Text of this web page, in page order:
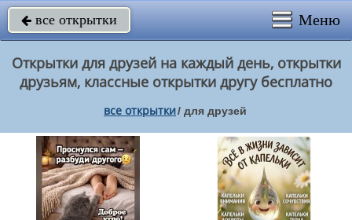
 все открытки Меню
Открытки для друзей на каждый день, открытки
друзьям, классные открытки другу бесплатно
все открытки/ для друзей